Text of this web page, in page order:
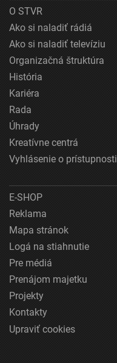
O STVR
Ako si naladiť rádiá
Ako si naladiť televíziu
Organizačná štruktúra
História
Kariéra
Rada
Úhrady
Kreatívne centrá
Vyhlásenie o prístupnosti
E-SHOP
Reklama
Mapa stránok
Logá na stiahnutie
Pre médiá
Prenájom majetku
Projekty
Kontakty
Upraviť cookies